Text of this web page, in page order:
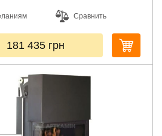
Сравнить
181 435 грн